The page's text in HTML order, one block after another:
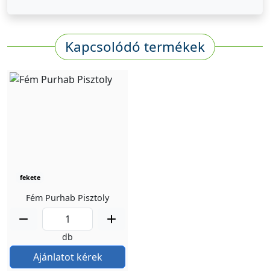
Kapcsolódó termékek
fekete
Fém Purhab Pisztoly
db
Ajánlatot kérek